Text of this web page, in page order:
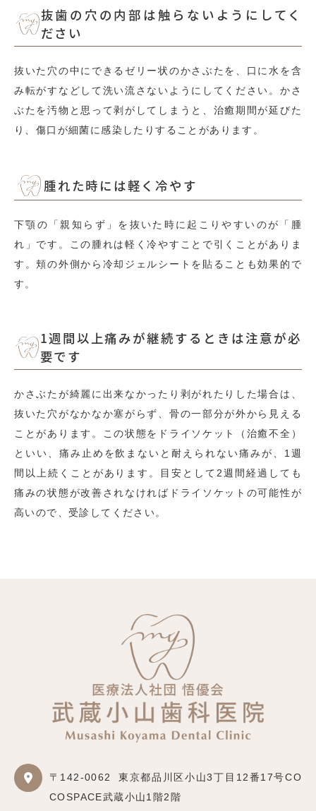
抜歯の穴の内部は触らないようにしてく
ださい
抜いた穴の中にできるゼリー状のかさぶたを、口に水を含
み転がすなどして洗い流さないようにしてください。かさ
ぶたを汚物と思って剥がしてしまうと、治癒期間が延びた
り、傷口が細菌に感染したりすることがあります。
腫れた時には軽く冷やす
下顎の「親知らず」を抜いた時に起こりやすいのが「腫
れ」です。この腫れは軽く冷やすことで引くことがありま
す。頬の外側から冷却ジェルシートを貼ることも効果的で
す。
1週間以上痛みが継続するときは注意が必
要です
かさぶたが綺麗に出来なかったり剥がれたりした場合は、
抜いた穴がなかなか塞がらず、骨の一部分が外から見える
ことがあります。この状態をドライソケット（治癒不全）
といい、痛み止めを飲まないと耐えられない痛みが、1週
間以上続くことがあります。目安として2週間経過しても
痛みの状態が改善されなければドライソケットの可能性が
高いので、受診してください。
〒142-0062
東京都品川区小山3丁目12番17号CO
COSPACE武蔵小山1階2階